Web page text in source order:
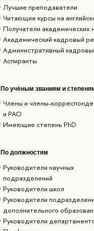
Лучшие преподаватели
Читающие курсы на
Получатели академических
Академический кадровый
Административный
Аспиранты
По учёным званиям и
Члены и члены-
и РАО
Имеющие степень PhD
По должностям
Руководители научных
подразделений
Руководители школ
Руководители
дополнительного
Руководители